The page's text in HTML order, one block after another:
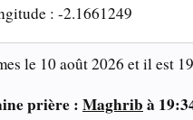
: -2.1661249
le 10 août 2026 et il est
prière : Maghrib à